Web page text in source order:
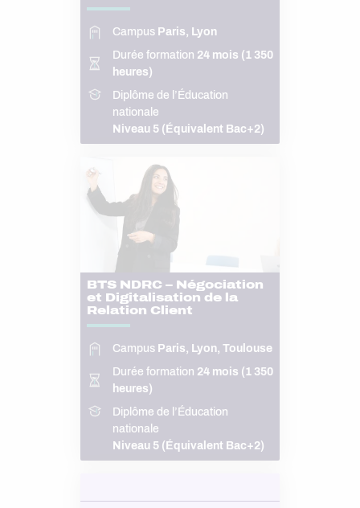
Campus Paris, Lyon
Durée formation 24 mois (1 350
heures)
Diplôme de l’Éducation
nationale
Niveau 5 (Équivalent Bac+2)
BTS NDRC – Négociation
et Digitalisation de la
Relation Client
Campus Paris, Lyon, Toulouse
Durée formation 24 mois (1 350
heures)
Diplôme de l’Éducation
nationale
Niveau 5 (Équivalent Bac+2)